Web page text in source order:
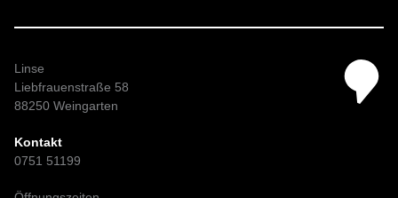
Linse
Liebfrauenstraße 58
88250 Weingarten
Kontakt
0751 51199